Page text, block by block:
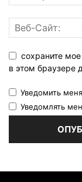
сохраните
в этом браузере
Уведомить
Уведомлять